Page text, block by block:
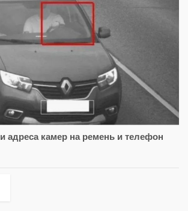
адреса камер на ремень и телефон